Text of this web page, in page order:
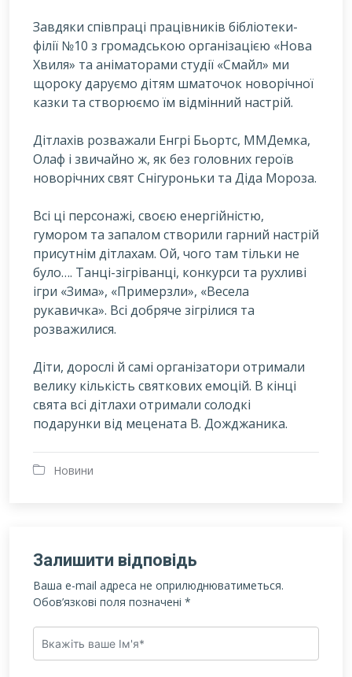
Завдяки співпраці працівників бібліотеки-
філії №10 з громадською організацією «Нова
Хвиля» та аніматорами студії «Смайл» ми
щороку даруємо дітям шматочок новорічної
казки та створюємо їм відмінний настрій.
Дітлахів розважали Енгрі Бьортс, ММДемка,
Олаф і звичайно ж, як без головних героїв
новорічних свят Снігуроньки та Діда Мороза.
Всі ці персонажі, своєю енергійністю,
гумором та запалом створили гарний настрій
присутнім дітлахам. Ой, чого там тільки не
було…. Танці-зігріванці, конкурси та рухливі
ігри «Зима», «Примерзли», «Весела
рукавичка». Всі добряче зігрілися та
розважилися.
Діти, дорослі й самі організатори отримали
велику кількість святкових емоцій. В кінці
свята всі дітлахи отримали солодкі
подарунки від мецената В. Дожджаника.
Новини
Залишити відповідь
Ваша e-mail адреса не оприлюднюватиметься.
Обов’язкові поля позначені *